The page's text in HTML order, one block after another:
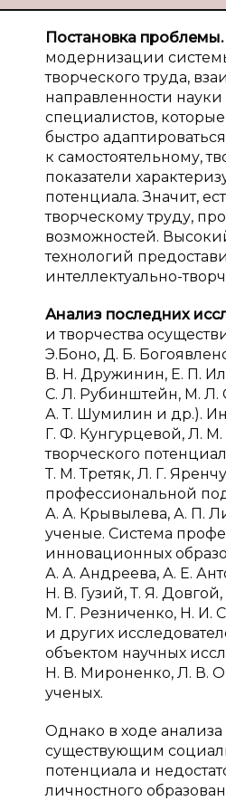
Постановка проблемы.
модернизации
творческого труда,
направленности науки
специалистов,
быстро
к самостоятельному,
показатели
потенциала. Значит,
творческому труду,
возможностей.
технологий
интеллектуально-
Анализ последних
и творчества
Э.Боно, Д. Б.
В. Н. Дружинин, Е. П.
С. Л. Рубинштейн, М. Л.
А. Т. Шумилин и др.).
Г. Ф. Кунгурцевой, Л.
творческого
Т. М. Третяк, Л. Г.
профессиональной
А. А. Крывылева, А. П.
ученые. Система
инновационных
А. А. Андреева, А. Е.
Н. В. Гузий, Т. Я.
М. Г. Резниченко, Н. И.
и других
объектом научных
Н. В. Мироненко, Л. В.
ученых.
Однако в ходе
существующим
потенциала и
личностного